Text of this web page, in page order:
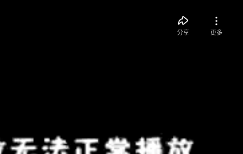
分享 更多